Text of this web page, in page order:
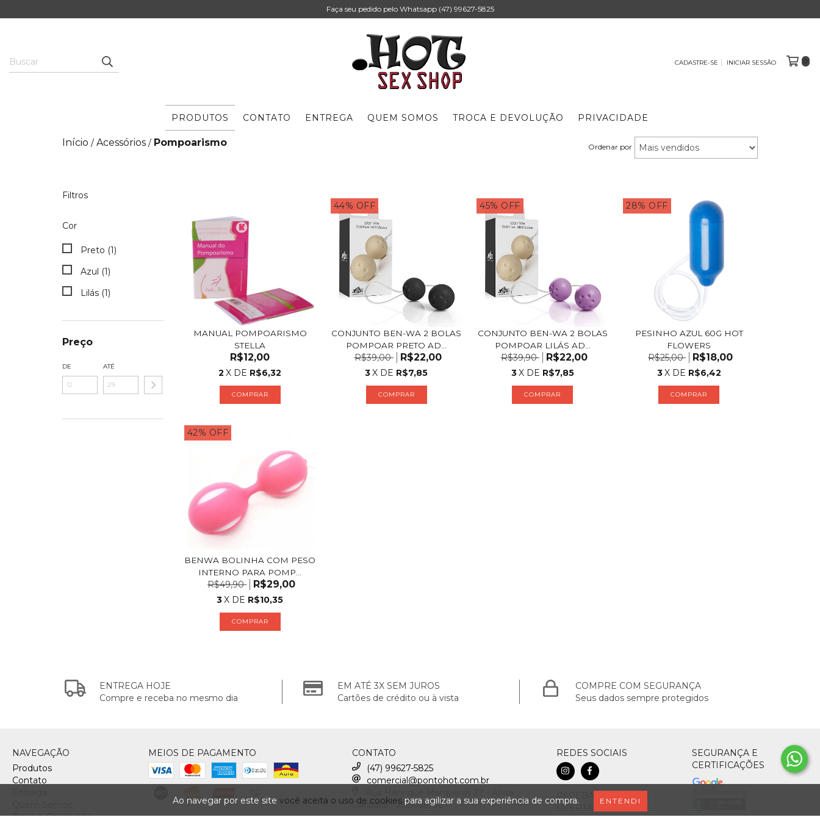
Ao navegar por este site você aceita o uso de cookies para agilizar a sua experiência de compra. ENTENDI
Faça seu pedido pelo Whatsapp (47) 99627-5825
CADASTRE-SE INICIAR SESSÃO 0
PRODUTOS CONTATO ENTREGA QUEM SOMOS TROCA E DEVOLUÇÃO PRIVACIDADE
Início / Acessórios / Pompoarismo Ordenar por
Filtros
Cor
Preto (1)
Azul (1)
Lilás (1)
Preço
DE ATÉ
MANUAL POMPOARISMO
STELLA
R$12,00
2 X DE R$6,32
44% OFF
CONJUNTO BEN-WA 2 BOLAS
POMPOAR PRETO AD...
R$39,00 R$22,00
3X DE R$7,85
COMPRAR
45% OFF
CONJUNTO BEN-WA 2 BOLAS
POMPOAR LILÁS AD...
R$39,90 R$22,00
3X DE R$7,85
COMPRAR
28% OFF
PESINHO AZUL 60G HOT
FLOWERS
R$25,00 R$18,00
3X DE R$6,42
COMPRAR
42% OFF
BENWA BOLINHA COM PESO
INTERNO PARA POMP...
R$49,90 R$29,00
3X DE R$10,35
ENTREGA HOJE
Compre e receba no mesmo dia
EM ATÉ 3X SEM JUROS
Cartões de crédito ou à vista
COMPRE COM SEGURANÇA
Seus dados sempre protegidos
NAVEGAÇÃO
Produtos
Contato
Troca e Devolução
MEIOS DE PAGAMENTO
CONTATO
(47) 99627-5825
comercial@pontohot.com.br
Garibaldi - Joinville/SC
REDES SOCIAIS
OFERTAS
SEGURANÇA E
CERTIFICAÇÕES